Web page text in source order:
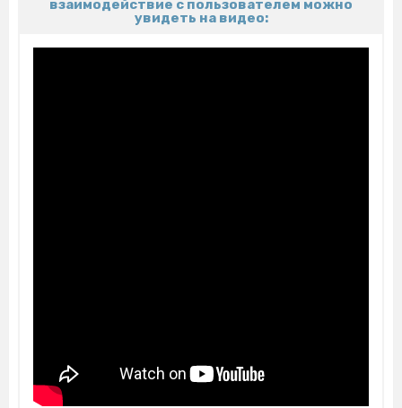
взаимодействие с пользователем можно
увидеть на видео: